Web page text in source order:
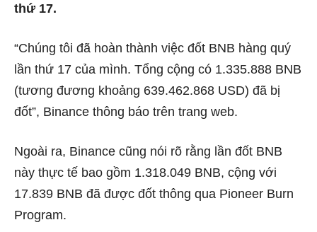
thứ 17.
“Chúng tôi đã hoàn thành việc đốt BNB hàng quý
lần thứ 17 của mình. Tổng cộng có 1.335.888 BNB
(tương đương khoảng 639.462.868 USD) đã bị
đốt”, Binance thông báo trên trang web.
Ngoài ra, Binance cũng nói rõ rằng lần đốt BNB
này thực tế bao gồm 1.318.049 BNB, cộng với
17.839 BNB đã được đốt thông qua Pioneer Burn
Program.